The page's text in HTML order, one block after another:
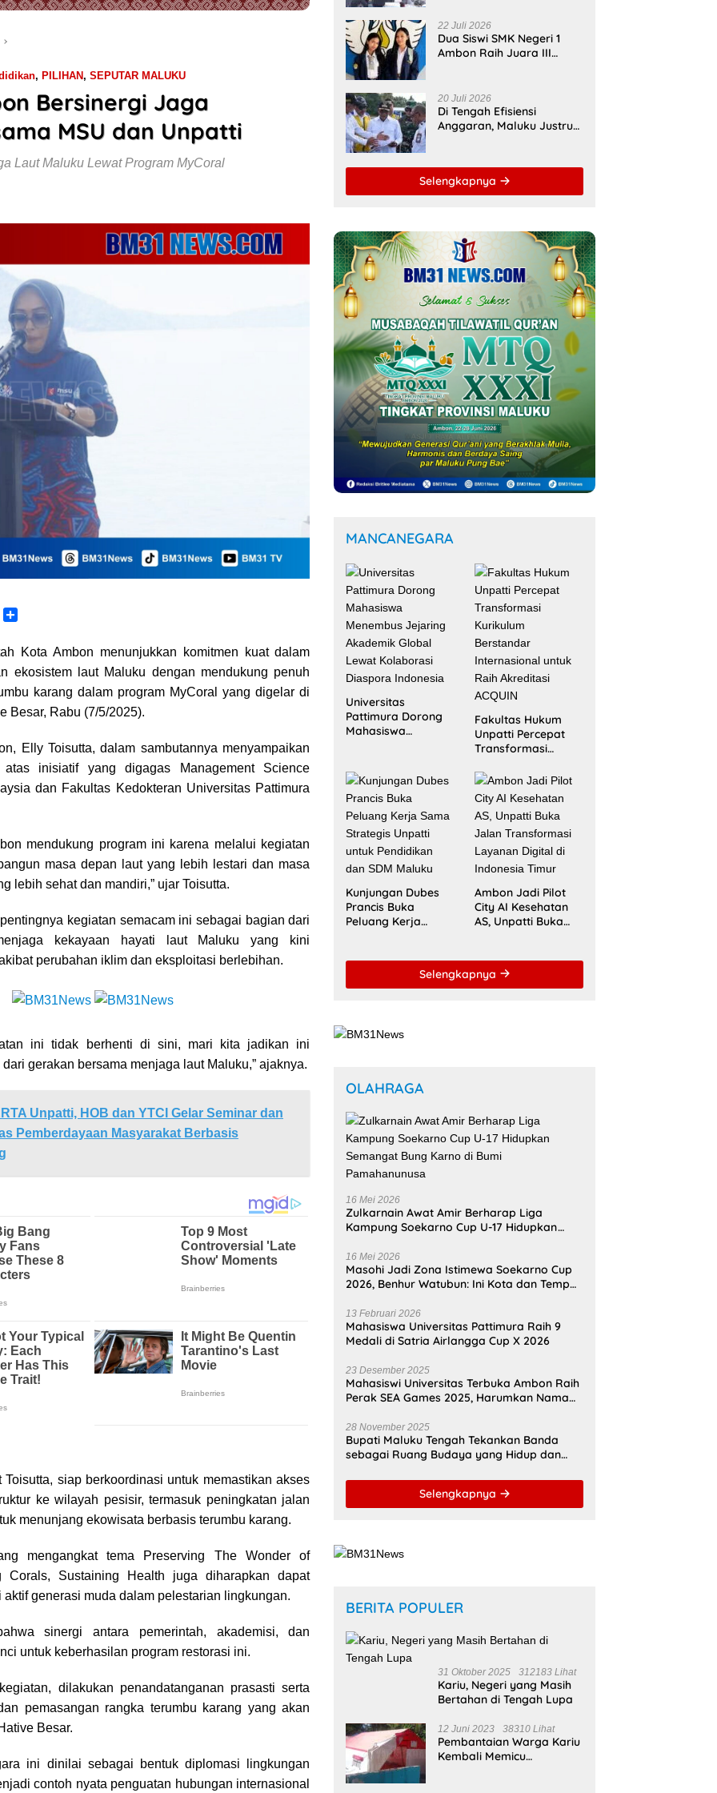
, PILIHAN, SEPUTAR MALUKU
Bersinergi Jaga
MSU dan Unpatti
Laut Maluku Lewat Program MyCoral
e
Kota Ambon menunjukkan komitmen kuat dalam
ekosistem laut Maluku dengan mendukung penuh
karang dalam program MyCoral yang digelar di
Besar, Rabu (7/5/2025).
Elly Toisutta, dalam sambutannya menyampaikan
atas inisiatif yang digagas Management Science
dan Fakultas Kedokteran Universitas Pattimura
mendukung program ini karena melalui kegiatan
masa depan laut yang lebih lestari dan masa
lebih sehat dan mandiri,” ujar Toisutta.
kegiatan semacam ini sebagai bagian dari
kekayaan hayati laut Maluku yang kini
perubahan iklim dan eksploitasi berlebihan.
ini tidak berhenti di sini, mari kita jadikan ini
gerakan bersama menjaga laut Maluku,” ajaknya.
Unpatti, HOB dan YTCI Gelar Seminar dan
Pemberdayaan Masyarakat Berbasis
Toisutta, siap berkoordinasi untuk memastikan akses
ke wilayah pesisir, termasuk peningkatan jalan
menunjang ekowisata berbasis terumbu karang.
mengangkat tema Preserving The Wonder of
Corals, Sustaining Health juga diharapkan dapat
generasi muda dalam pelestarian lingkungan.
sinergi antara pemerintah, akademisi, dan
untuk keberhasilan program restorasi ini.
dilakukan penandatanganan prasasti serta
pemasangan rangka terumbu karang yang akan
Besar.
ini dinilai sebagai bentuk diplomasi lingkungan
contoh nyata penguatan hubungan internasional
Kolaborasi
Multipendanaan
22 Juli 2026
Dua Siswi SMK Negeri 1
Ambon Raih Juara III
20 Juli 2026
Di Tengah Efisiensi
Anggaran, Maluku Justru
Kemandirian Pangan
Selengkapnya
MANCANEGARA
Universitas
Pattimura Dorong
Mahasiswa
Lewat Kolaborasi
Diaspora Indonesia
Fakultas Hukum
Unpatti Percepat
Transformasi
Berstandar
Internasional untuk
Raih Akreditasi
ACQUIN
Kunjungan Dubes
Prancis Buka
Peluang Kerja
Pendidikan dan
Ambon Jadi Pilot
City AI Kesehatan
AS, Unpatti Buka
Indonesia Timur
Selengkapnya
OLAHRAGA
16 Mei 2026
Zulkarnain Awat Amir Berharap Liga
Kampung Soekarno Cup U-17 Hidupkan
Pamahanunusa
16 Mei 2026
Masohi Jadi Zona Istimewa Soekarno Cup
2026, Benhur Watubun: Ini Kota dan Tempat
13 Februari 2026
Mahasiswa Universitas Pattimura Raih 9
Medali di Satria Airlangga Cup X 2026
23 Desember 2025
Mahasiswi Universitas Terbuka Ambon Raih
Perak SEA Games 2025, Harumkan Nama
28 November 2025
Bupati Maluku Tengah Tekankan Banda
sebagai Ruang Budaya yang Hidup dan
Selengkapnya
BERITA POPULER
31 Oktober 2025 312183 Lihat
Kariu, Negeri yang Masih
Bertahan di Tengah Lupa
12 Juni 2023 38310 Lihat
Pembantaian Warga Kariu
Kembali Memicu